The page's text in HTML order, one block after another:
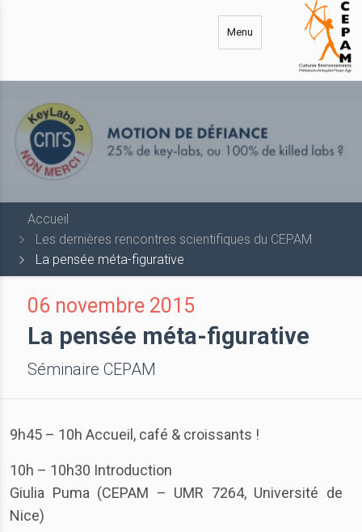
Menu
Accueil
Les dernières rencontres scientifiques du CEPAM
La pensée méta-figurative
06 novembre 2015
La pensée méta-figurative
Séminaire CEPAM
9h45 – 10h Accueil, café & croissants !
10h – 10h30 Introduction
Giulia Puma (CEPAM – UMR 7264, Université de
Nice)